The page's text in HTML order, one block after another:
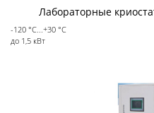
Ректификационные
действия
Лабораторные
Лабораторные
-120 °С...+30 °С
до 1,5 кВт